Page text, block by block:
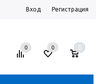
Вход Регистрация
0 0 0